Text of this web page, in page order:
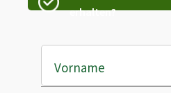
erhalten?
Vorname